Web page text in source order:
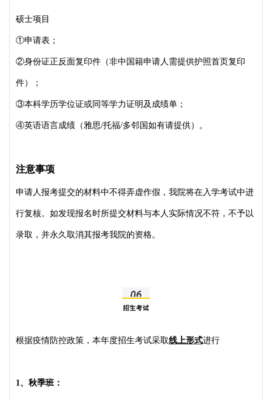
硕士项目
①申请表；
②身份证正反面复印件（非中国籍申请人需提供护照首页复印
件）；
③本科学历学位证或同等学力证明及成绩单；
④英语语言成绩（雅思/托福/多邻国如有请提供）。
注意事项
申请人报考提交的材料中不得弄虚作假，我院将在入学考试中进
行复核。如发现报名时所提交材料与本人实际情况不符，不予以
录取，并永久取消其报考我院的资格。
根据疫情防控政策，本年度招生考试采取线上形式进行
1、秋季班：